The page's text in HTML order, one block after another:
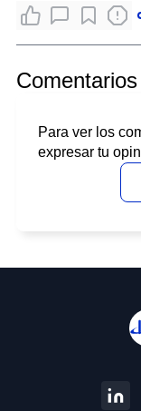
Comentarios
Para ver los
expresar tu